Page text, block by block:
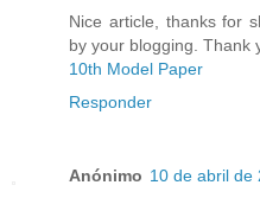
Nice article, thanks for
by your blogging. Thank
10th Model Paper
Responder
Anónimo 10 de abril de